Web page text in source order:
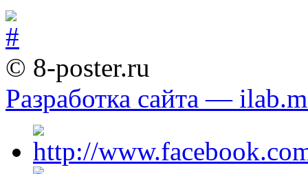
© 8-poster.ru
Разработка сайта —